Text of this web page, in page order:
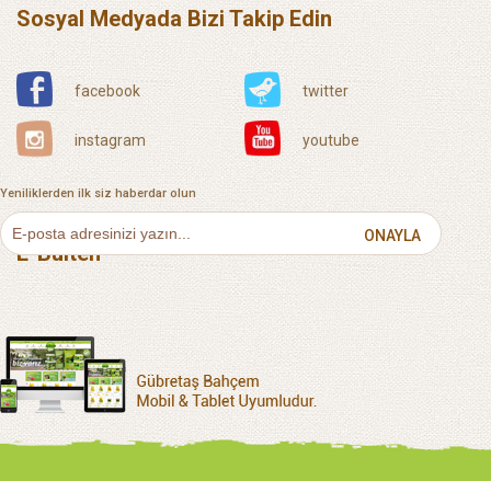
Sosyal Medyada Bizi Takip Edin
facebook twitter
instagram youtube
Yeniliklerden ilk siz haberdar olun
ONAYLA
E-Bülten